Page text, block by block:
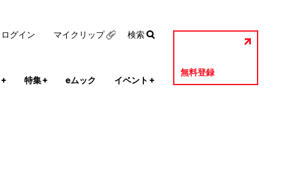
+ 特集+ eムック イベント +
無料登録
ログイン マイクリップ 検索